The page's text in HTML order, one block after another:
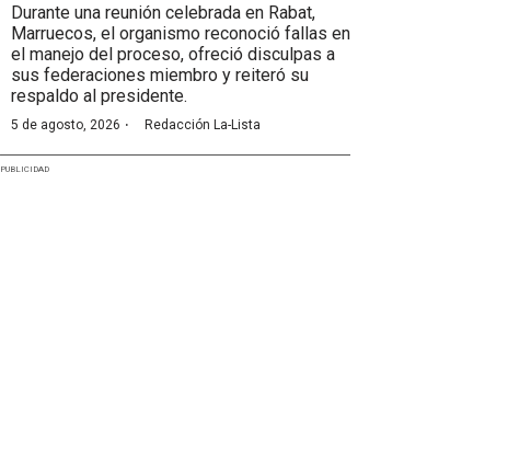
Durante una reunión celebrada en Rabat,
Marruecos, el organismo reconoció fallas en
el manejo del proceso, ofreció disculpas a
sus federaciones miembro y reiteró su
respaldo al presidente.
5 de agosto, 2026 · Redacción La-Lista
PUBLICIDAD